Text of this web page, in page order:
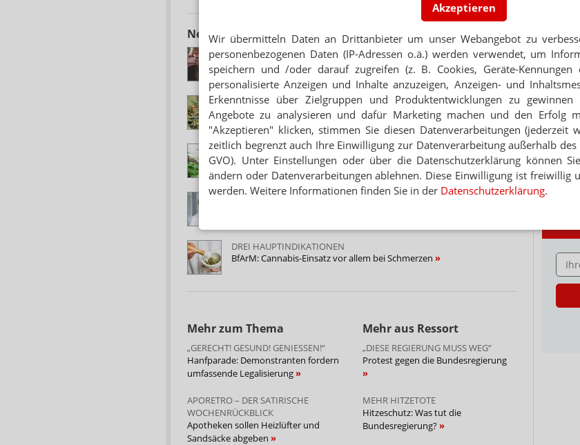
Akzeptieren
Wir übermitteln Daten an Drittanbieter um unser Webangebot zu
personenbezogenen Daten (IP-Adressen o.ä.) werden verwendet, um
speichern und /oder darauf zugreifen (z. B. Cookies, Geräte-Kennungen
personalisierte Anzeigen und Inhalte anzuzeigen, Anzeigen- und
Erkenntnisse über Zielgruppen und Produktentwicklungen zu
Angebote zu analysieren und dafür Marketing machen und den Erfolg
"Akzeptieren" klicken, stimmen Sie diesen Datenverarbeitungen (jederzeit
zeitlich begrenzt auch Ihre Einwilligung zur Datenverarbeitung außerhalb des
GVO). Unter Einstellungen oder über die Datenschutzerklärung können
ändern oder Datenverarbeitungen ablehnen. Diese Einwilligung ist freiwillig
werden. Weitere Informationen finden Sie in der Datenschutzerklärung.
Neuere Artikel zum Thema
ANALYSE DES EU-RECHTS
Experten: Cannabis-Legalisierung verstößt gegen EU-Recht
MEHR THC, MEHR KLINIKEINWEISUNGEN
Holetschek: Scholz soll Cannabis-Legalisierung stoppen
LEGALISIERUNG
Drogenbeauftragter: Obergrenze bei THC
VCA UNTERSTÜTZT AUFKLÄRUNGSKAMPAGNE
DREI HAUPTINDIKATIONEN
BfArM: Cannabis-Einsatz vor allem bei Schmerzen
Mehr zum Thema
„GERECHT! GESUND! GENIESSEN!“
Hanfparade: Demonstranten fordern
umfassende Legalisierung
APORETRO – DER SATIRISCHE
WOCHENRÜCKBLICK
Apotheken sollen Heizlüfter und
Sandsäcke abgeben
Mehr aus Ressort
„DIESE REGIERUNG MUSS WEG“
Protest gegen die Bundesregierung
MEHR HITZETOTE
Hitzeschutz: Was tut die
Bundesregierung?
FAQ:
werden
Mehr»
E-